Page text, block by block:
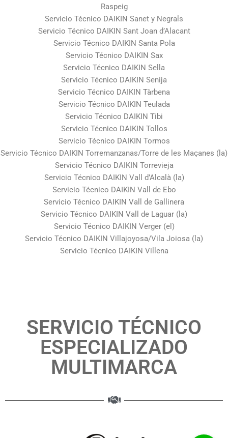
Raspeig
Servicio Técnico DAIKIN Sanet y Negrals
Servicio Técnico DAIKIN Sant Joan d’Alacant
Servicio Técnico DAIKIN Santa Pola
Servicio Técnico DAIKIN Sax
Servicio Técnico DAIKIN Sella
Servicio Técnico DAIKIN Senija
Servicio Técnico DAIKIN Tàrbena
Servicio Técnico DAIKIN Teulada
Servicio Técnico DAIKIN Tibi
Servicio Técnico DAIKIN Tollos
Servicio Técnico DAIKIN Tormos
Servicio Técnico DAIKIN Torremanzanas/Torre de les Maçanes (la)
Servicio Técnico DAIKIN Torrevieja
Servicio Técnico DAIKIN Vall d’Alcalà (la)
Servicio Técnico DAIKIN Vall de Ebo
Servicio Técnico DAIKIN Vall de Gallinera
Servicio Técnico DAIKIN Vall de Laguar (la)
Servicio Técnico DAIKIN Verger (el)
Servicio Técnico DAIKIN Villajoyosa/Vila Joiosa (la)
Servicio Técnico DAIKIN Villena
SERVICIO TÉCNICO
ESPECIALIZADO
MULTIMARCA